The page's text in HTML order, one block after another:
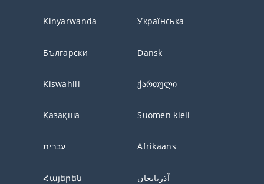
Kinyarwanda Українська
Български Dansk
Kiswahili ქართული
Қазақша Suomen kieli
עברית Afrikaans
Հայերեն آذربايجان